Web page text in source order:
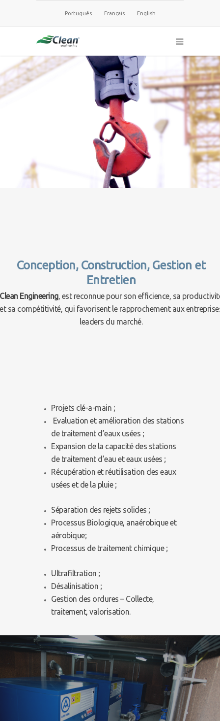
Português Français English
Conception, Construction, Gestion et
Entretien
Clean Engineering, est reconnue pour son efficience, sa
et sa compétitivité, qui favorisent le rapprochement aux
leaders du marché.
Projets clé-a-main ;
Evaluation et amélioration des stations
de traitement d’eaux usées ;
Expansion de la capacité des stations
de traitement d’eau et eaux usées ;
Récupération et réutilisation des eaux
usées et de la pluie ;
Séparation des rejets solides ;
Processus Biologique, anaérobique et
aérobique;
Processus de traitement chimique ;
Ultrafiltration ;
Désalinisation ;
Gestion des ordures – Collecte,
traitement, valorisation.